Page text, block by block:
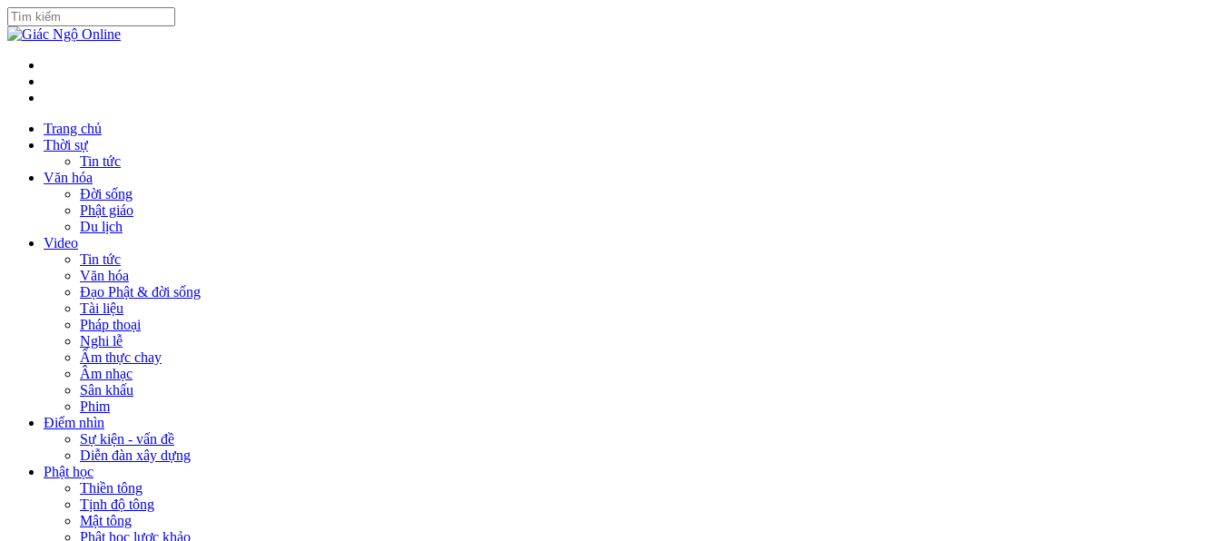
Trang chủ
Thời sự
Tin tức
Văn hóa
Đời sống
Phật giáo
Du lịch
Video
Tin tức
Văn hóa
Đạo Phật & đời sống
Tài liệu
Pháp thoại
Nghi lễ
Ẩm thực chay
Âm nhạc
Sân khấu
Phim
Điểm nhìn
Sự kiện - vấn đề
Diễn đàn xây dựng
Phật học
Thiền tông
Tịnh độ tông
Mật tông
Phật học lược khảo